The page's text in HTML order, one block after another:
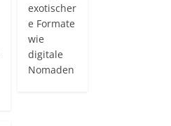
exotischer
e Formate
wie
digitale
Nomaden